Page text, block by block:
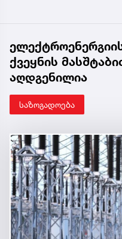
ქვეყნის
აღდგენილია
საზოგადოება